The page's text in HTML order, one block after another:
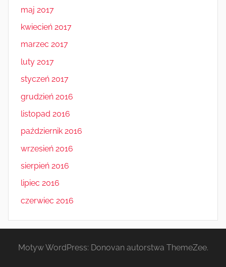
maj 2017
kwiecień 2017
marzec 2017
luty 2017
styczeń 2017
grudzień 2016
listopad 2016
październik 2016
wrzesień 2016
sierpień 2016
lipiec 2016
czerwiec 2016
Motyw WordPress: Donovan autorstwa ThemeZee.